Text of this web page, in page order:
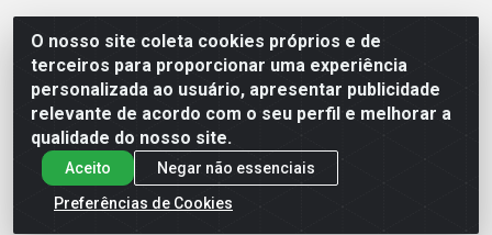
O nosso site coleta cookies próprios e de
terceiros para proporcionar uma experiência
personalizada ao usuário, apresentar publicidade
relevante de acordo com o seu perfil e melhorar a
qualidade do nosso site.
Aceito
Negar não essenciais
Preferências de Cookies
MR Distribuidora - Rua Hortêncio Ribeiro de Luna, 3777 -
Distrito Industrial, João Pessoa/PB - CEP 58081-400 -
CNPJ 35.428.312/0001-85